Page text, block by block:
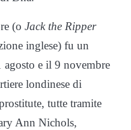
(o Jack the Ripper
inglese) fu un
agosto e il 9 novembre
londinese di
tutte tramite
Ann Nichols,